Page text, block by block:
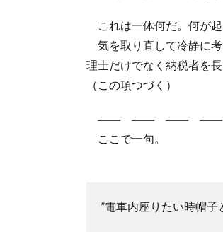
これは一体何だ。何が起
気を取り直して冷静に
理士だけでなく納税者を
（この項つづく）
―― ―― ――
ここで一句。
”電車内座りたい時帽